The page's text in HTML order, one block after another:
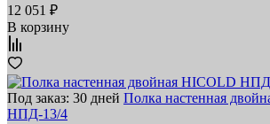
12 051 ₽
В корзину
Под заказ: 30 дней Полка настенная
НПД-13/4